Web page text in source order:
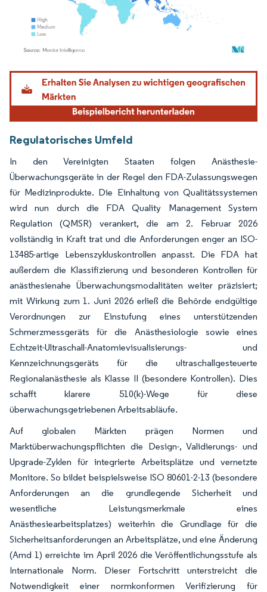
Bild © Mordor Intelligence. Wiederverwendung erfordert Namensnennung gemäß
Regulatorisches Umfeld
In den Vereinigten Staaten folgen Anästhesie-
Überwachungsgeräte in der Regel den FDA-Zulassungswegen
für Medizinprodukte. Die Einhaltung von Qualitätssystemen
wird nun durch die FDA Quality Management System
Regulation (QMSR) verankert, die am 2. Februar 2026
vollständig in Kraft trat und die Anforderungen enger an ISO-
13485-artige Lebenszykluskontrollen anpasst. Die FDA hat
außerdem die Klassifizierung und besonderen Kontrollen für
anästhesienahe Überwachungsmodalitäten weiter präzisiert;
mit Wirkung zum 1. Juni 2026 erließ die Behörde endgültige
Verordnungen zur Einstufung eines unterstützenden
Schmerzmessgeräts für die Anästhesiologie sowie eines
Echtzeit-Ultraschall-Anatomievisualisierungs- und
Kennzeichnungsgeräts für die ultraschallgesteuerte
Regionalanästhesie als Klasse II (besondere Kontrollen). Dies
schafft klarere 510(k)-Wege für diese
überwachungsgetriebenen Arbeitsabläufe.
Auf globalen Märkten prägen Normen und
Marktüberwachungspflichten die Design-, Validierungs- und
Upgrade-Zyklen für integrierte Arbeitsplätze und vernetzte
Monitore. So bildet beispielsweise ISO 80601-2-13 (besondere
Anforderungen an die grundlegende Sicherheit und
wesentliche Leistungsmerkmale eines
Anästhesiearbeitsplatzes) weiterhin die Grundlage für die
Sicherheitsanforderungen an Arbeitsplätze, und eine Änderung
(Amd 1) erreichte im April 2026 die Veröffentlichungsstufe als
Internationale Norm. Dieser Fortschritt unterstreicht die
Notwendigkeit einer normkonformen Verifizierung für